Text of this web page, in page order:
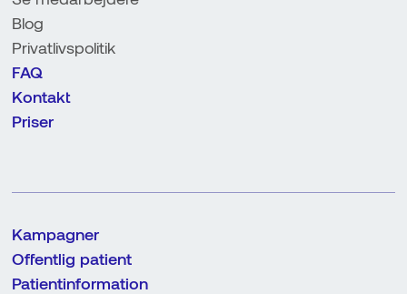
Blog
Privatlivspolitik
FAQ
Kontakt
Priser
Kampagner
Offentlig patient
Patientinformation